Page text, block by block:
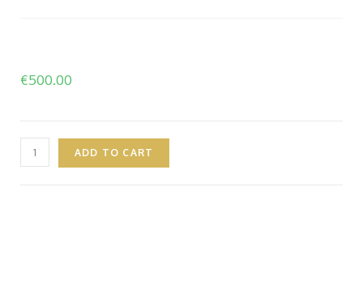
€500.00
ADD TO CART